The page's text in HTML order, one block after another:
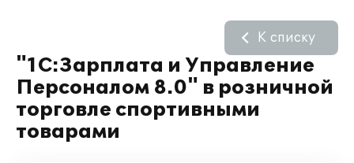
"1С:Зарплата и Управление
Персоналом 8.0" в розничной
торговле спортивными
товарами
К списку